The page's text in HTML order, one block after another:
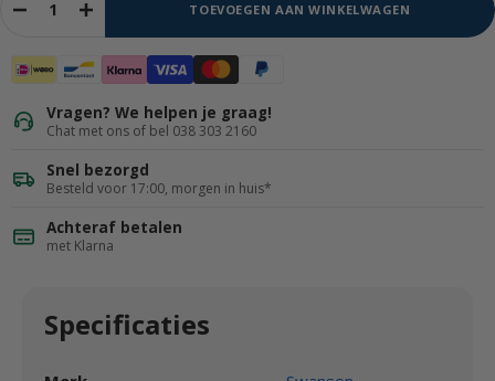
TOEVOEGEN AAN WINKELWAGEN
Vragen? We helpen je graag!
Chat met ons of bel 038 303 2160
Snel bezorgd
Besteld voor 17:00, morgen in huis*
Achteraf betalen
met Klarna
Specificaties